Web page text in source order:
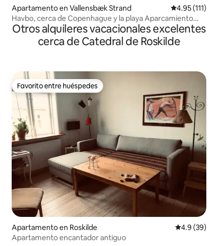
Apartamento en Vallensbæk Strand Calificación
4.95 (111)
Havbo, cerca de Copenhague y la playa Aparcamiento
gratuito
Otros alquileres vacacionales excelentes
cerca de Catedral de Roskilde
Favorito entre huéspedes
Favorito entre huéspedes
Apartamento en Roskilde Calificación
4.9 (39)
Apartamento encantador antiguo